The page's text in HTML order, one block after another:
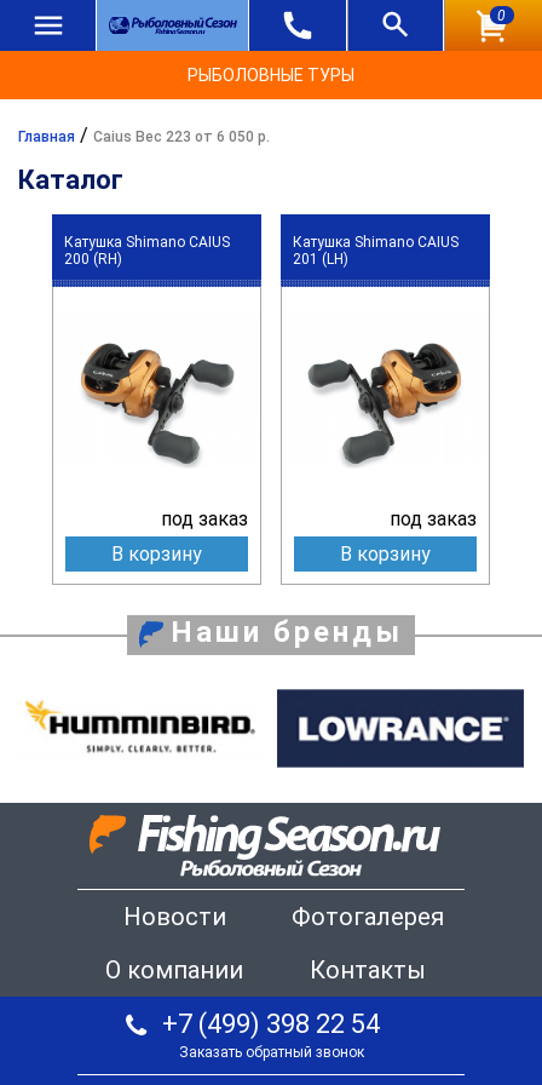
0
РЫБОЛОВНЫЕ ТУРЫ
Главная / Caius Вес 223 от 6 050 р.
Каталог
Катушка Shimano CAIUS
200 (RH)
под заказ
В корзину
Катушка Shimano CAIUS
201 (LH)
под заказ
В корзину
Наши бренды
Новости
Фотогалерея
О компании
Контакты
+7 (499) 398 22 54
Заказать обратный звонок